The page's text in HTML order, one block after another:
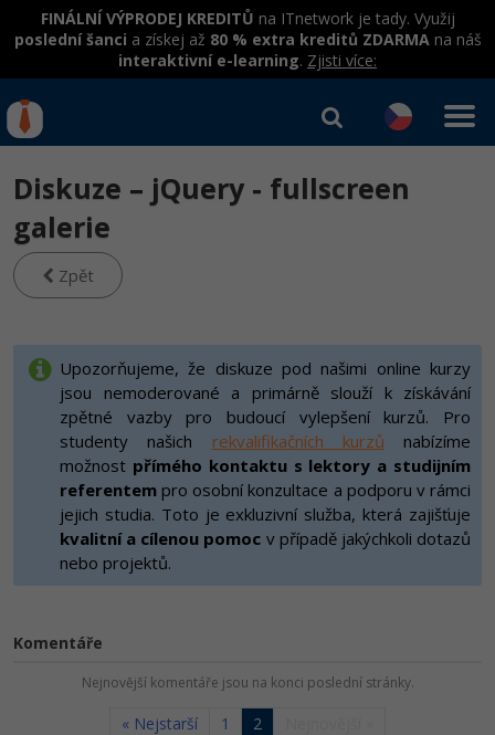
FINÁLNÍ VÝPRODEJ KREDITŮ na ITnetwork je tady. Využij
poslední šanci a získej až 80 % extra kreditů ZDARMAna náš
interaktivní e-learning. Zjisti více:
Rekvalifikace a kurzy
hrazené úřadem práce
Workshopy zdarma
Datová analýza v praxi
Základy programování
Objektové programování - OOP
Umělá inteligence
HTML5, CSS3, Bootstrap, SEO
UML a návrhové vzory
Školení dle technologií
C# .NET
Java
PHP
HTML / CSS
Kurzy IT profesí
Junior programátor
Senior programátor
Front-end developer
Vývojář mobilních aplikací
Specialista na AI a bigdata
Tester
Jak začít?
Java -80%
C#.NET -80%
Python -80%
JavaScript
Swift -80%
Přihlásit se| Registrovat
Diskuze – jQuery - fullscreen
galerie
Zpět
Upozorňujeme, že diskuze pod našimi online kurzy
jsou nemoderované a primárně slouží k získávání
zpětné vazby pro budoucí vylepšení kurzů. Pro
studenty našich rekvalifikačních kurzů nabízíme
možnost přímého kontaktu s lektory a studijním
referentem pro osobní konzultace a podporu v rámci
jejich studia. Toto je exkluzivní služba, která zajišťuje
kvalitní a cílenou pomoc v případě jakýchkoli dotazů
nebo projektů.
Komentáře
Nejnovější komentáře jsou na konci poslední stránky.
« Nejstarší 1 2